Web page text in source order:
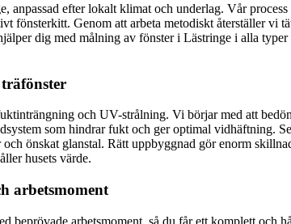
anpassad efter lokalt klimat och underlag. Vår
fönsterkitt. Genom att arbeta metodiskt återställer vi
dig med målning av fönster i Lästringe i alla
och UV-strålning. Vi börjar med att
som hindrar fukt och ger optimal vidhäftning.
önskat glanstal. Rätt uppbyggnad gör enorm
husets värde.
arbetsmoment
beprövade arbetsmoment, så du får ett komplett och